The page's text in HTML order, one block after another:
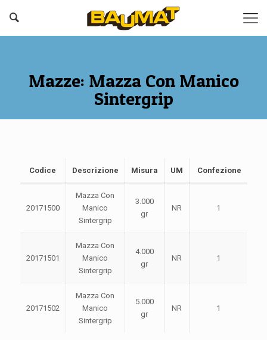
Mazze: Mazza Con Manico
Sintergrip
Codice Descrizione Misura UM Confezione
20171500
Mazza Con
Manico
Sintergrip
3.000
gr
NR 1
20171501
Mazza Con
Manico
Sintergrip
4.000
gr
NR 1
20171502
Mazza Con
Manico
Sintergrip
5.000
gr
NR 1